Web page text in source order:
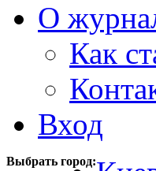
О
Как
Вход
Выбрать город: